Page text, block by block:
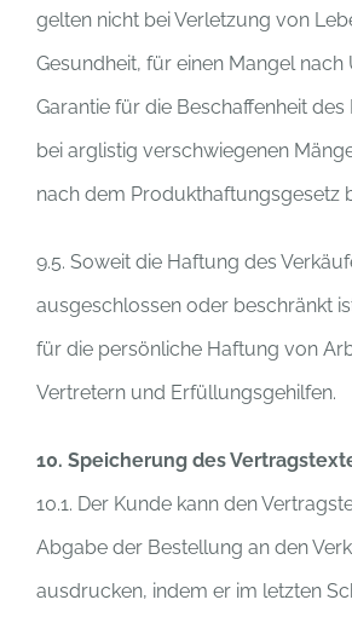
gelten nicht bei Verletzung von
Gesundheit, für einen Mangel nach
Garantie für die Beschaffenheit
bei arglistig verschwiegenen
nach dem Produkthaftungsgesetz
9.5. Soweit die Haftung des
ausgeschlossen oder beschränkt
für die persönliche Haftung von
Vertretern und Erfüllungsgehilfen.
10. Speicherung des
10.1. Der Kunde kann den
Abgabe der Bestellung an den
ausdrucken, indem er im letzten